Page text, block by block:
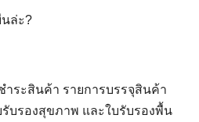
ล่ะ?
าระสินค้า รายการบรรจุสินค้า
บรองสุขภาพ และใบรับรองพื้น